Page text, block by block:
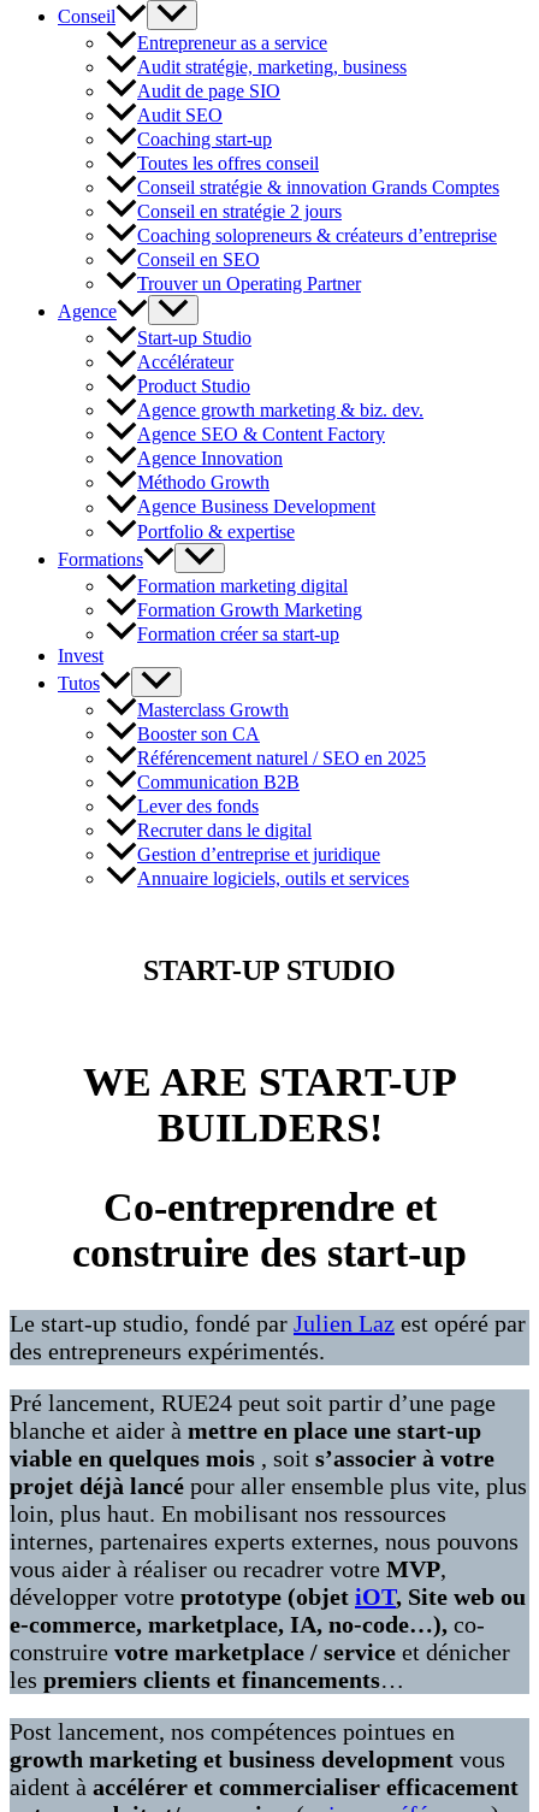
Conseil
Entrepreneur as a service
Audit stratégie, marketing, business
Audit de page SIO
Audit SEO
Coaching start-up
Toutes les offres conseil
Conseil stratégie & innovation Grands Comptes
Conseil en stratégie 2 jours
Coaching solopreneurs & créateurs d’entreprise
Conseil en SEO
Trouver un Operating Partner
Agence
Start-up Studio
Accélérateur
Product Studio
Agence growth marketing & biz. dev.
Agence SEO & Content Factory
Agence Innovation
Méthodo Growth
Agence Business Development
Portfolio & expertise
Formations
Formation marketing digital
Formation Growth Marketing
Formation créer sa start-up
Invest
Tutos
Masterclass Growth
Booster son CA
Référencement naturel / SEO en 2025
Communication B2B
Lever des fonds
Recruter dans le digital
Gestion d’entreprise et juridique
Annuaire logiciels, outils et services
START-UP STUDIO
WE ARE START-UP
BUILDERS!
Co-entreprendre et
construire des start-up
Le start-up studio, fondé par Julien Laz est opéré par
des entrepreneurs expérimentés.
Pré lancement, RUE24 peut soit partir d’une page
blanche et aider à mettre en place une start-up
viable en quelques mois , soit s’associer à votre
projet déjà lancé pour aller ensemble plus vite, plus
loin, plus haut. En mobilisant nos ressources
internes, partenaires experts externes, nous pouvons
vous aider à réaliser ou recadrer votre MVP,
développer votre prototype (objet iOT, Site web ou
e-commerce, marketplace, IA, no-code…), co-
construire votre marketplace / service et dénicher
les premiers clients et financements…
Post lancement, nos compétences pointues en
growth marketing et business development vous
aident à accélérer et commercialiser efficacement